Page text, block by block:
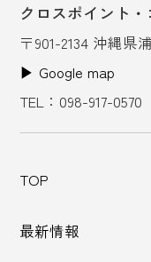
クロスポイント
〒901-2134 沖縄県
▶︎ Google map
TEL：098-917-0570
TOP
最新情報